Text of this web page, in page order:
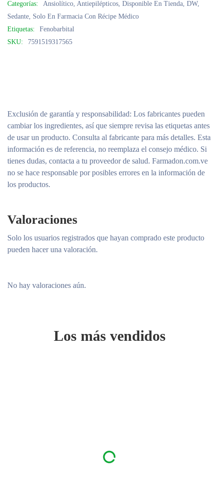
Categorías: Ansiolítico, Antiepilépticos, Disponible En Tienda, DW,
Sedante, Solo En Farmacia Con Récipe Médico
Etiquetas:
Fenobarbital
SKU:
7591519317565
Exclusión de garantía y responsabilidad: Los fabricantes pueden
cambiar los ingredientes, así que siempre revisa las etiquetas antes
de usar un producto. Consulta al fabricante para más detalles. Esta
información es de referencia, no reemplaza el consejo médico. Si
tienes dudas, contacta a tu proveedor de salud. Farmadon.com.ve
no se hace responsable por posibles errores en la información de
los productos.
Valoraciones
No hay valoraciones aún.
Solo los usuarios registrados que hayan comprado este producto
pueden hacer una valoración.
Los más vendidos